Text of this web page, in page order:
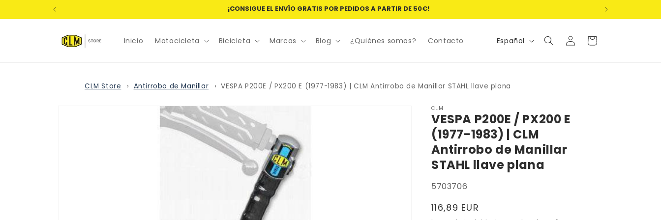
directamente
al contenido
¡CONSIGUE EL ENVÍO GRATIS POR PEDIDOS A PARTIR DE 50€!
Inicio Motocicleta Bicicleta Marcas Blog ¿Quiénes somos? Contacto Idioma
Español
Iniciar
sesión
Carrito
CLM Store Antirrobo de Manillar VESPA P200E / PX200 E (1977-1983) | CLM Antirrobo de Manillar STAHL llave plana
CLM
VESPA P200E / PX200 E
(1977-1983) | CLM
Antirrobo de Manillar
STAHL llave plana
SKU:
5703706
Precio
116,89 EUR